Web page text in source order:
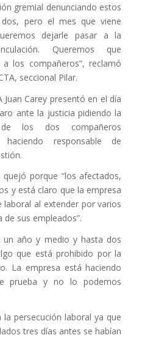
gremial denunciando estos
pero el mes que viene
dejarle pasar a la
Queremos que
los compañeros”, reclamó
seccional Pilar.
Juan Carey presentó en el día
ante la justicia pidiendo la
de los dos compañeros
haciendo responsable de
porque “los afectados,
y está claro que la empresa
al extender por varios
sus empleados”.
un año y medio y hasta dos
que está prohibido por la
La empresa está haciendo
prueba y no lo podemos
persecución laboral ya que
tres días antes se habían